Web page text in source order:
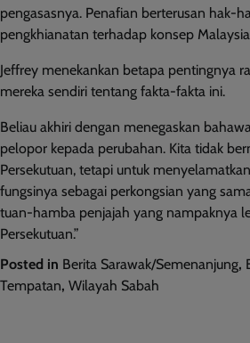
pengasasnya. Penafian berterusan hak-
pengkhianatan terhadap konsep
Jeffrey menekankan betapa pentingnya
mereka sendiri tentang fakta-fakta ini.
Beliau akhiri dengan menegaskan
pelopor kepada perubahan. Kita tidak
Persekutuan, tetapi untuk
fungsinya sebagai perkongsian yang
tuan-hamba penjajah yang nampaknya
Persekutuan.”
Posted in Berita Sarawak/Semenanjung,
Tempatan, Wilayah Sabah